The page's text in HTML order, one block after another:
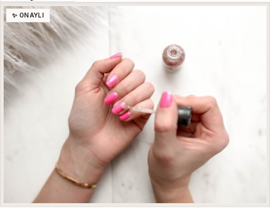
✨ ONAYLI